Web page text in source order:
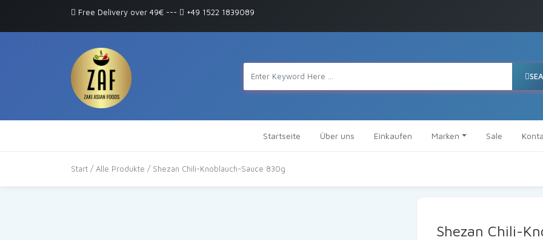
Free Delivery over 49€ --- +49 1522 1839089
Startseite Über uns Einkaufen Marken Sale
Start / Alle Produkte / Shezan Chili-Knoblauch-Sauce 830g
Shezan Chili-